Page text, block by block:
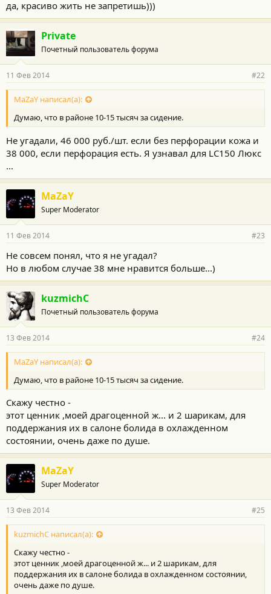
да, красиво жить не запретишь)))
Private
Почетный пользователь форума
11 Фев 2014 #22
MaZaY написал(а):
Думаю, что в районе 10-15 тысяч за сидение.
Не угадали, 46 000 руб./шт. если без перфорации кожа и
38 000, если перфорация есть. Я узнавал для LC150 Люкс
...
MaZaY
Super Moderator
11 Фев 2014 #23
Не совсем понял, что я не угадал?
Но в любом случае 38 мне нравится больше...)
kuzmichC
Почетный пользователь форума
13 Фев 2014 #24
MaZaY написал(а):
Думаю, что в районе 10-15 тысяч за сидение.
Скажу честно -
этот ценник ,моей драгоценной ж... и 2 шарикам, для
поддержания их в салоне болида в охлажденном
состоянии, очень даже по душе.
MaZaY
Super Moderator
13 Фев 2014 #25
kuzmichC написал(а):
Скажу честно -
этот ценник ,моей драгоценной ж... и 2 шарикам, для
поддержания их в салоне болида в охлажденном состоянии,
очень даже по душе.